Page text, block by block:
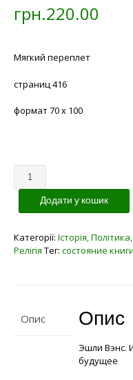
грн.220.00
Мягкий переплет
страниц 416
формат 70 х 100
Кількість
Додати у кошик
Категорії: Історія,
Релігія Тег: состояние
Опис Опис
Эшли Вэнс.
будущее